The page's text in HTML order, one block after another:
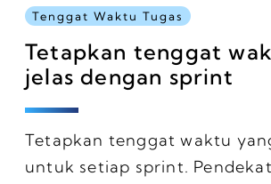
Tenggat Waktu Tugas
Tetapkan tenggat
jelas dengan sprint
Tetapkan tenggat waktu
untuk setiap sprint.